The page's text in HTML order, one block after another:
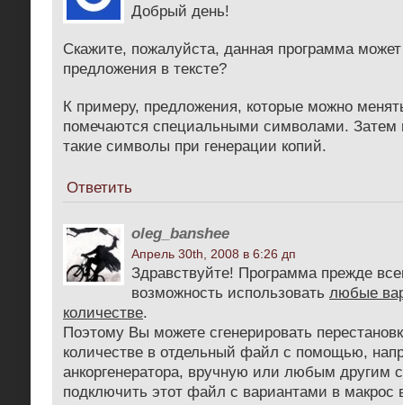
Добрый день!
Скажите, пожалуйста, данная программа
предложения в тексте?
К примеру, предложения, которые можно
помечаются специальными символами. Затем
такие символы при генерации копий.
Ответить
oleg_banshee
Апрель 30th, 2008 в 6:26 дп
Здравствуйте! Программа прежде
возможность использовать любые
количестве.
Поэтому Вы можете сгенерировать
количестве в отдельный файл с помощью,
анкоргенератора, вручную или любым другим
подключить этот файл с вариантами в макрос